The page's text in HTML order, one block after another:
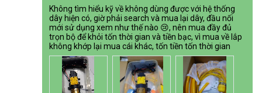
Không tìm hiểu kỹ về không dùng được với hệ thống
dây hiện có, giờ phải search và mua lại dây, đầu nối
mới sử dụng xem như thế nào 😢, nên mua đầy đủ
trọn bộ để khỏi tốn thời gian và tiền bạc, vì mua về lắp
không khớp lại mua cái khác, tốn tiền tốn thời gian